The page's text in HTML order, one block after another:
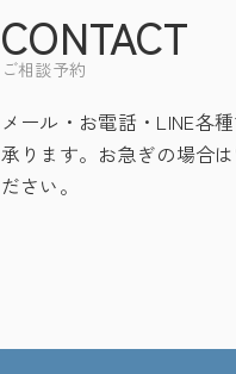
ご相談予約
CONTACT
メール・お電話・LINE各
承ります。お急ぎの場合
ださい。